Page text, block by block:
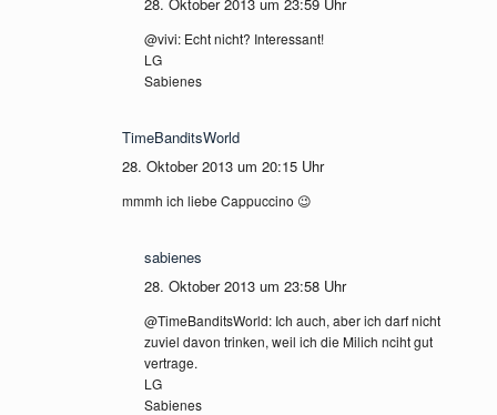
@vivi: Echt nicht? Interessant!
LG
Sabienes
TimeBanditsWorld
28. Oktober 2013 um 20:15 Uhr
mmmh ich liebe Cappuccino 😉
sabienes
28. Oktober 2013 um 23:58 Uhr
@TimeBanditsWorld: Ich auch, aber ich darf nicht
zuviel davon trinken, weil ich die Milich nciht gut
vertrage.
LG
Sabienes